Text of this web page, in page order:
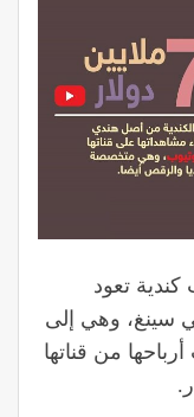
تعود
سينغ، وهي إلى
من قناتها